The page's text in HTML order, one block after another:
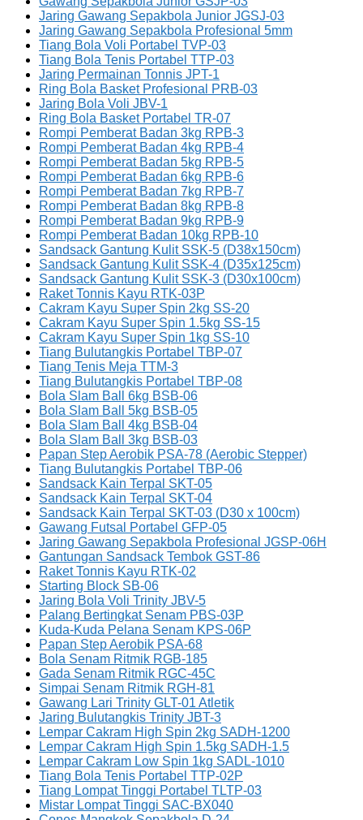
Jaring Gawang Sepakbola Junior JGSJ-03
Jaring Gawang Sepakbola Profesional 5mm
Tiang Bola Voli Portabel TVP-03
Tiang Bola Tenis Portabel TTP-03
Jaring Permainan Tonnis JPT-1
Ring Bola Basket Profesional PRB-03
Jaring Bola Voli JBV-1
Ring Bola Basket Portabel TR-07
Rompi Pemberat Badan 3kg RPB-3
Rompi Pemberat Badan 4kg RPB-4
Rompi Pemberat Badan 5kg RPB-5
Rompi Pemberat Badan 6kg RPB-6
Rompi Pemberat Badan 7kg RPB-7
Rompi Pemberat Badan 8kg RPB-8
Rompi Pemberat Badan 9kg RPB-9
Rompi Pemberat Badan 10kg RPB-10
Sandsack Gantung Kulit SSK-5 (D38x150cm)
Sandsack Gantung Kulit SSK-4 (D35x125cm)
Sandsack Gantung Kulit SSK-3 (D30x100cm)
Raket Tonnis Kayu RTK-03P
Cakram Kayu Super Spin 2kg SS-20
Cakram Kayu Super Spin 1.5kg SS-15
Cakram Kayu Super Spin 1kg SS-10
Tiang Bulutangkis Portabel TBP-07
Tiang Tenis Meja TTM-3
Tiang Bulutangkis Portabel TBP-08
Bola Slam Ball 6kg BSB-06
Bola Slam Ball 5kg BSB-05
Bola Slam Ball 4kg BSB-04
Bola Slam Ball 3kg BSB-03
Papan Step Aerobik PSA-78 (Aerobic Stepper)
Tiang Bulutangkis Portabel TBP-06
Sandsack Kain Terpal SKT-05
Sandsack Kain Terpal SKT-04
Sandsack Kain Terpal SKT-03 (D30 x 100cm)
Gawang Futsal Portabel GFP-05
Jaring Gawang Sepakbola Profesional JGSP-06H
Gantungan Sandsack Tembok GST-86
Raket Tonnis Kayu RTK-02
Starting Block SB-06
Jaring Bola Voli Trinity JBV-5
Palang Bertingkat Senam PBS-03P
Kuda-Kuda Pelana Senam KPS-06P
Papan Step Aerobik PSA-68
Bola Senam Ritmik RGB-185
Gada Senam Ritmik RGC-45C
Simpai Senam Ritmik RGH-81
Gawang Lari Trinity GLT-01 Atletik
Jaring Bulutangkis Trinity JBT-3
Lempar Cakram High Spin 2kg SADH-1200
Lempar Cakram High Spin 1.5kg SADH-1.5
Lempar Cakram Low Spin 1kg SADL-1010
Tiang Bola Tenis Portabel TTP-02P
Tiang Lompat Tinggi Portabel TLTP-03
Mistar Lompat Tinggi SAC-BX040